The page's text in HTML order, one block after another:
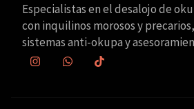
Especialistas en el desalojo de
con inquilinos morosos y
sistemas anti-okupa y